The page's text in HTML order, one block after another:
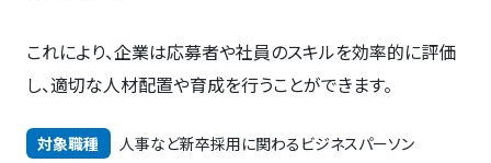
これにより、企業は応募者や社員のスキルを効率的に評価
し、適切な人材配置や育成を行うことができます。
対象職種
人事など新卒採用に関わるビジネスパーソン